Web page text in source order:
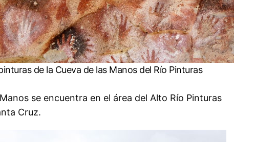
de la Cueva de las Manos del Río Pinturas
se encuentra en el área del Alto Río Pinturas
Cruz.